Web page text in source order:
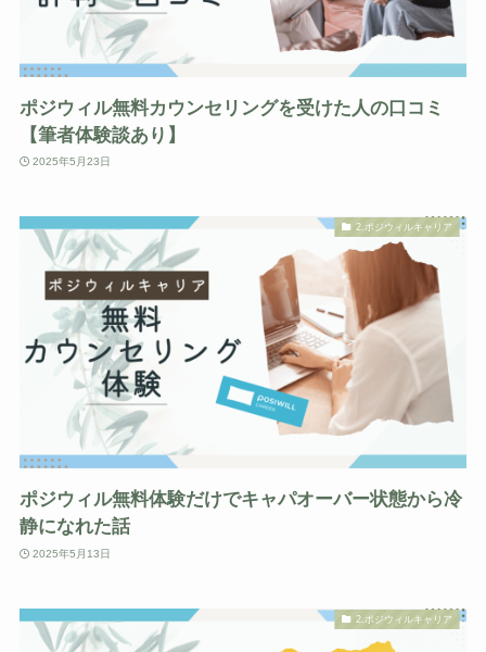
ポジウィル無料カウンセリングを受けた人の口コミ
【筆者体験談あり】
2025年5月23日
2.ポジウィルキャリア
ポジウィル無料体験だけでキャパオーバー状態から冷
静になれた話
2025年5月13日
2.ポジウィルキャリア